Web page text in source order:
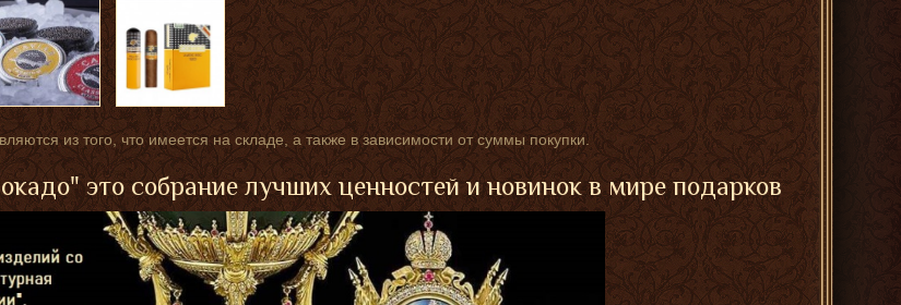
из того, что имеется на складе, а также в зависимости от суммы покупки.
это собрание лучших ценностей и новинок в мире подарков